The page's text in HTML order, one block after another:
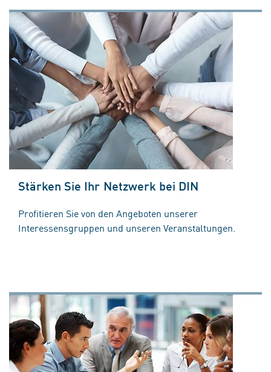
Stärken Sie Ihr Netzwerk bei DIN
Profitieren Sie von den Angeboten unserer
Interessensgruppen und unseren Veranstaltungen.